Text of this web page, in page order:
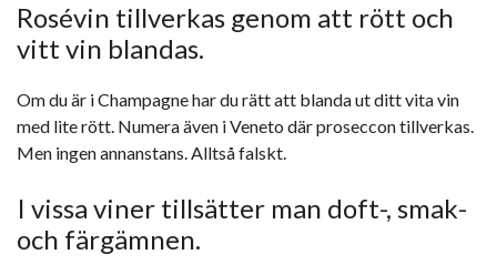
Rosévin tillverkas genom att rött och
vitt vin blandas.
Om du är i Champagne har du rätt att blanda ut ditt vita vin
med lite rött. Numera även i Veneto där proseccon tillverkas.
Men ingen annanstans. Alltså falskt.
I vissa viner tillsätter man doft-, smak-
och färgämnen.